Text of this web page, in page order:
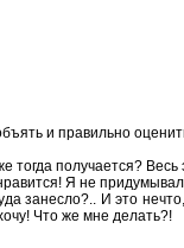
и правильно
тогда получается? Весь
Я не
занесло?.. И это
Что же мне делать?!